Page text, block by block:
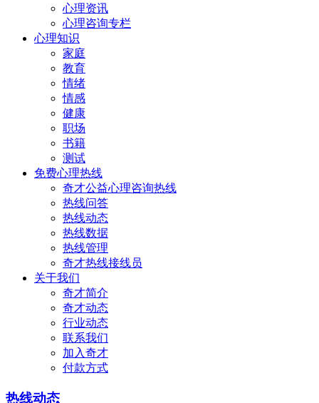
心理资讯
心理咨询专栏
心理知识
家庭
教育
情绪
情感
健康
职场
书籍
测试
免费心理热线
奇才公益心理咨询热线
热线问答
热线动态
热线数据
热线管理
奇才热线接线员
关于我们
奇才简介
奇才动态
行业动态
联系我们
加入奇才
付款方式
热线动态